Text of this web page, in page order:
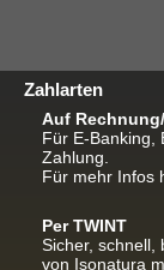
Zahlarten
Auf
Für E-Banking,
Zahlung.
Für mehr Infos
Per TWINT
Sicher, schnell,
von Isonatura